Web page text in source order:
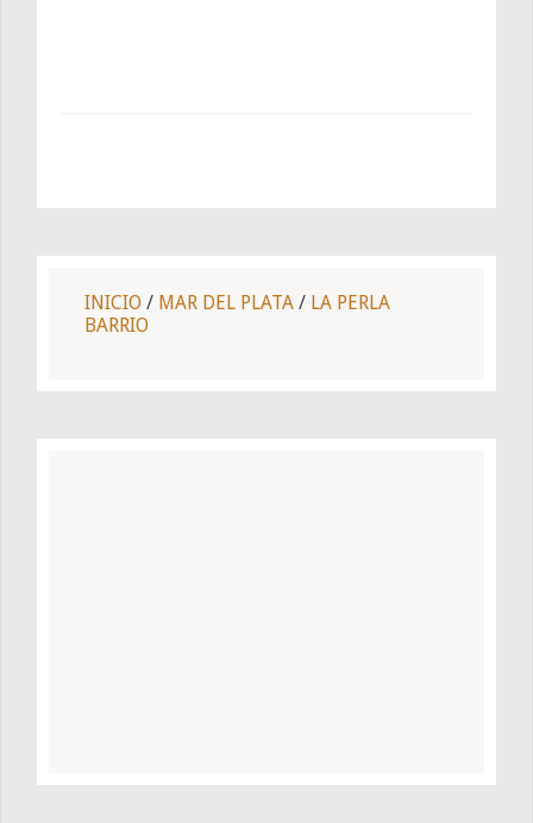
INICIO / MAR DEL PLATA / LA PERLA
BARRIO